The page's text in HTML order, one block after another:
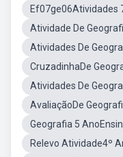
Ef07ge06Atividades
Atividade De
Atividades De
CruzadinhaDe
Atividades De
AvaliaçãoDe
Geografia 5
Relevo Atividade4º